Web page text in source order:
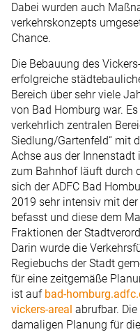
Dabei wurden auch
verkehrskonzepts
Chance.
Die Bebauung des
erfolgreiche
Bereich über sehr viele
von Bad Homburg war.
verkehrlich zentralen
Siedlung/Gartenfeld“ mit
Achse aus der Innenstadt
zum Bahnhof läuft durch
sich der ADFC Bad
2019 sehr intensiv mit
befasst und diese dem
Fraktionen der
Darin wurde die
Regiebuchs der Stadt
für eine zeitgemäße
ist auf bad-
vickers-areal abrufbar.
damaligen Planung für